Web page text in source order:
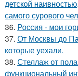
детской
самого сурового
36. Россия - мои
37. От Москвы до
которые уехали.
38. Стеллаж от
функциональный